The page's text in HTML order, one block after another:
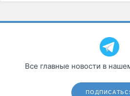
Все главные новости в